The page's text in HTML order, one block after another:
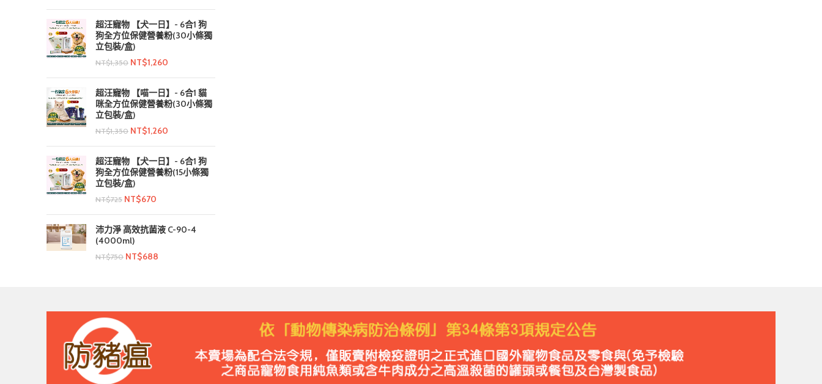
超汪寵物 【犬一日】- 6合1 狗
狗全方位保健營養粉(30小條獨
立包裝/盒)
NT$1,350 NT$1,260
超汪寵物 【喵一日】- 6合1 貓
咪全方位保健營養粉(30小條獨
立包裝/盒)
NT$1,350 NT$1,260
超汪寵物 【犬一日】- 6合1 狗
狗全方位保健營養粉(15小條獨
立包裝/盒)
NT$725 NT$670
沛力淨 高效抗菌液 C-90-4
(4000ml)
NT$750 NT$688